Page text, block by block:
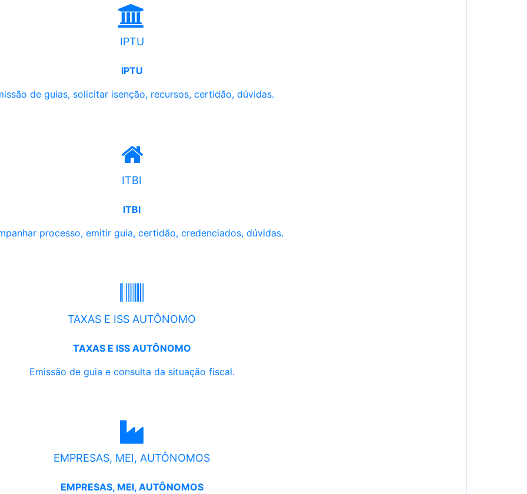
IPTU
IPTU
de guias, solicitar isenção, recursos, certidão, dúvidas.
ITBI
ITBI
processo, emitir guia, certidão, credenciados, dúvidas.
TAXAS E ISS AUTÔNOMO
TAXAS E ISS AUTÔNOMO
Emissão de guia e consulta da situação fiscal.
EMPRESAS, MEI, AUTÔNOMOS
EMPRESAS, MEI, AUTÔNOMOS